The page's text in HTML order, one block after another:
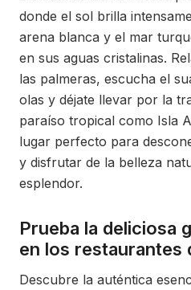
donde el sol brilla
arena blanca y el mar
en sus aguas cristalinas.
las palmeras, escucha el
olas y déjate llevar por la
paraíso tropical como Isla
lugar perfecto para
y disfrutar de la belleza
esplendor.
Prueba la deliciosa
en los restaurantes
Descubre la auténtica